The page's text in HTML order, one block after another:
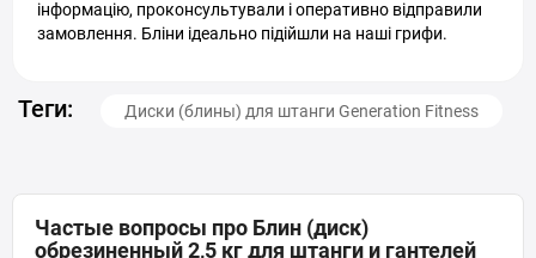
інформацію, проконсультували і оперативно відправили
замовлення. Бліни ідеально підійшли на наші грифи.
Теги: Диски (блины) для штанги Generation Fitness
Частые вопросы про Блин (диск)
обрезиненный 2,5 кг для штанги и гантелей